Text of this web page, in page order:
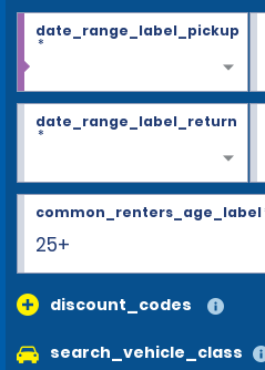
date_range_label_pickup
*
date_range_label_return
*
25+
common_renters_age_label
discount_codes
search_vehicle_class